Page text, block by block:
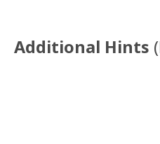
Additional Hints (